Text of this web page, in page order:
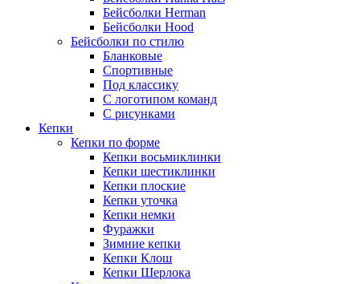
Бейсболки Herman
Бейсболки Hood
Бейсболки по стилю
Бланковые
Спортивные
Под классику
С логотипом команд
С рисунками
Кепки
Кепки по форме
Кепки восьмиклинки
Кепки шестиклинки
Кепки плоские
Кепки уточка
Кепки немки
Фуражки
Зимние кепки
Кепки Клош
Кепки Шерлока